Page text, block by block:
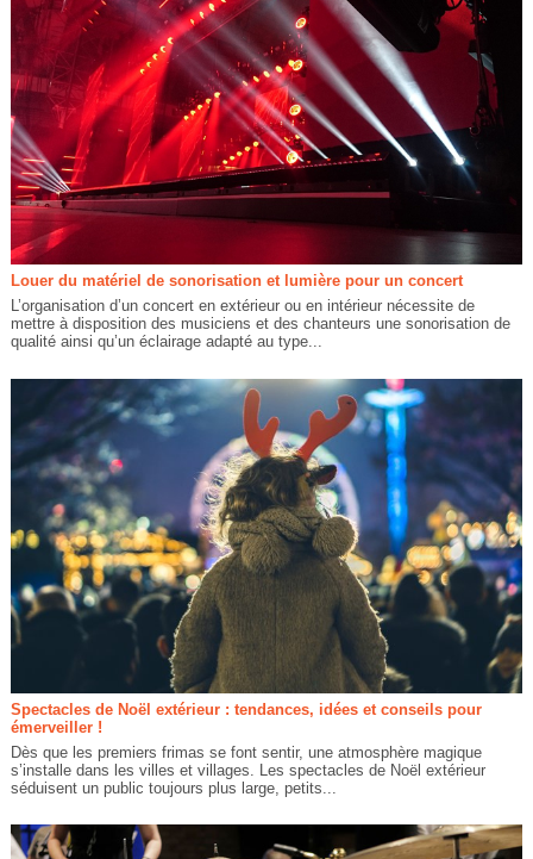
Louer du matériel de sonorisation et lumière pour un concert
L’organisation d’un concert en extérieur ou en intérieur nécessite de
mettre à disposition des musiciens et des chanteurs une sonorisation de
qualité ainsi qu’un éclairage adapté au type...
Spectacles de Noël extérieur : tendances, idées et conseils pour
émerveiller !
Dès que les premiers frimas se font sentir, une atmosphère magique
s’installe dans les villes et villages. Les spectacles de Noël extérieur
séduisent un public toujours plus large, petits...